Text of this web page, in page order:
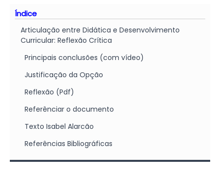
Índice
Articulação entre Didática e Desenvolvimento
Curricular: Reflexão Crítica
Principais conclusões (com vídeo)
Justificação da Opção
Reflexão (Pdf)
Referênciar o documento
Texto Isabel Alarcão
Referências Bibliográficas